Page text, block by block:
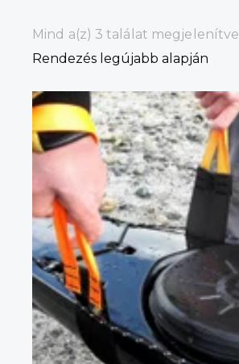
Mind a(z) 3 találat megjelenítve